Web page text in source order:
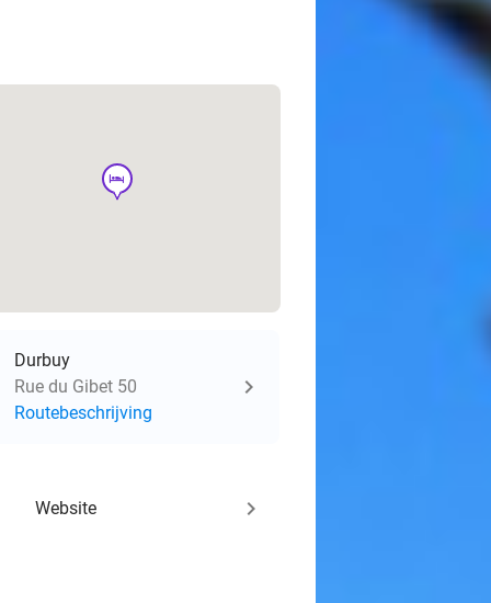
hotel
Durbuy
Rue du Gibet 50
Routebeschrijving
Website keyboard_arrow_right